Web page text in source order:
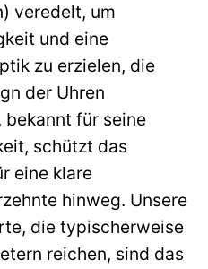
veredelt, um
und eine
zu erzielen, die
der Uhren
für seine
schützt das
eine klare
hinweg. Unsere
die typischerweise
reichen, sind das